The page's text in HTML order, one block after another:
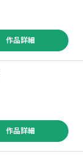
作品詳細
作品詳細